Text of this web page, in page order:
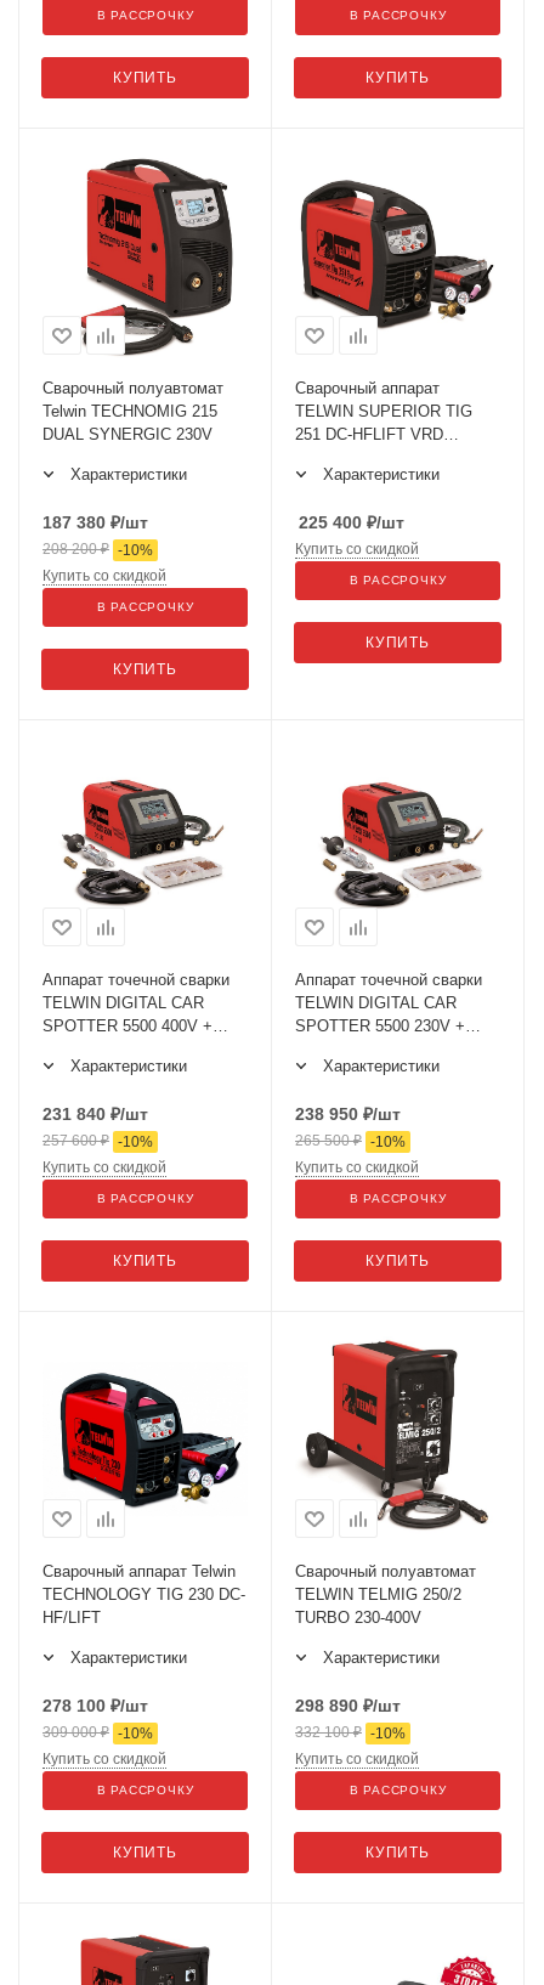
КУПИТЬ
В РАССРОЧКУ
КУПИТЬ
В РАССРОЧКУ
Сварочный полуавтомат
Telwin TECHNOMIG 215
DUAL SYNERGIC 230V
Характеристики
187 380 ₽/шт
208 200₽ -10%
КУПИТЬ
Купить со скидкой
В РАССРОЧКУ
Сварочный аппарат
TELWIN SUPERIOR TIG
251 DC-HFLIFT VRD
Характеристики
225 400 ₽/шт
КУПИТЬ
Купить со скидкой
В РАССРОЧКУ
Аппарат точечной сварки
TELWIN DIGITAL CAR
SPOTTER 5500 400V +
Характеристики
231 840 ₽/шт
257 600₽ -10%
КУПИТЬ
Купить со скидкой
В РАССРОЧКУ
Аппарат точечной сварки
TELWIN DIGITAL CAR
SPOTTER 5500 230V +
Характеристики
238 950 ₽/шт
265 500₽ -10%
КУПИТЬ
Купить со скидкой
В РАССРОЧКУ
Сварочный аппарат Telwin
TECHNOLOGY TIG 230 DC-
HF/LIFT
Характеристики
278 100 ₽/шт
309 000₽ -10%
КУПИТЬ
Купить со скидкой
В РАССРОЧКУ
Сварочный полуавтомат
TELWIN TELMIG 250/2
TURBO 230-400V
Характеристики
298 890 ₽/шт
332 100₽ -10%
КУПИТЬ
Купить со скидкой
В РАССРОЧКУ